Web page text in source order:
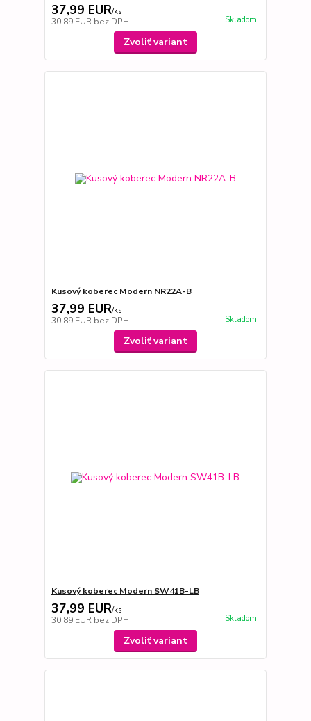
37,99 EUR/ks
30,89 EUR bez DPH Skladom
Zvoliť variant
Kusový koberec Modern NR22A-B
37,99 EUR/ks
30,89 EUR bez DPH Skladom
Zvoliť variant
Kusový koberec Modern SW41B-LB
37,99 EUR/ks
30,89 EUR bez DPH Skladom
Zvoliť variant